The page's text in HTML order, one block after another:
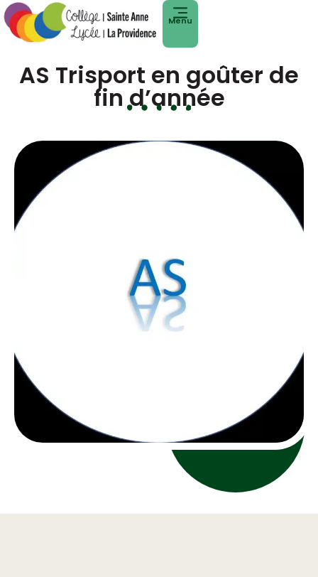
Menu
AS Trisport en goûter de
fin d’année